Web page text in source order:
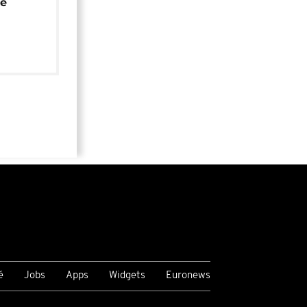
Jobs Apps Widgets Euronews